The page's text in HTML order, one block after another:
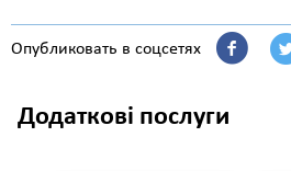
Опубликовать в соцсетях
Додаткові послуги